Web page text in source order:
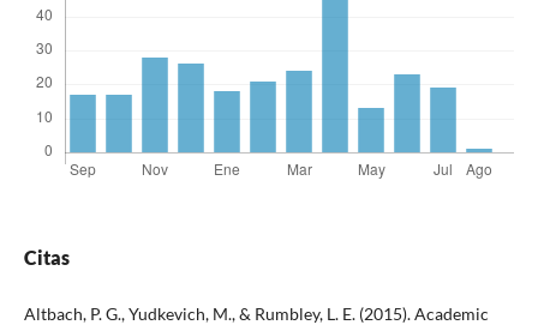
Citas
Altbach, P. G., Yudkevich, M., & Rumbley, L. E. (2015). Academic